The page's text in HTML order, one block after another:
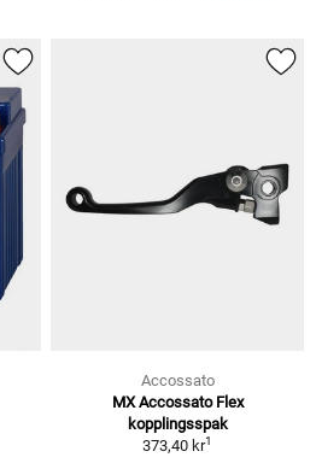
Accossato
MX Accossato Flex
kopplingsspak
373,40 kr1